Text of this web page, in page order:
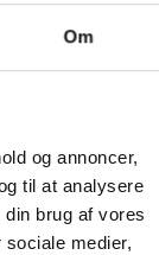
Om
og annoncer,
til at analysere
brug af vores
medier,
med